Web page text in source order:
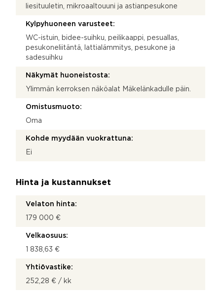
liesituuletin, mikroaaltouuni ja astianpesukone
Kylpyhuoneen varusteet:
WC-istuin, bidee-suihku, peilikaappi, pesuallas,
pesukoneliitäntä, lattialämmitys, pesukone ja
sadesuihku
Näkymät huoneistosta:
Ylimmän kerroksen näköalat Mäkelänkadulle päin.
Omistusmuoto:
Oma
Kohde myydään vuokrattuna:
Ei
Hinta ja kustannukset
Velaton hinta:
179 000 €
Velkaosuus:
1 838,63 €
Yhtiövastike:
252,28 € / kk